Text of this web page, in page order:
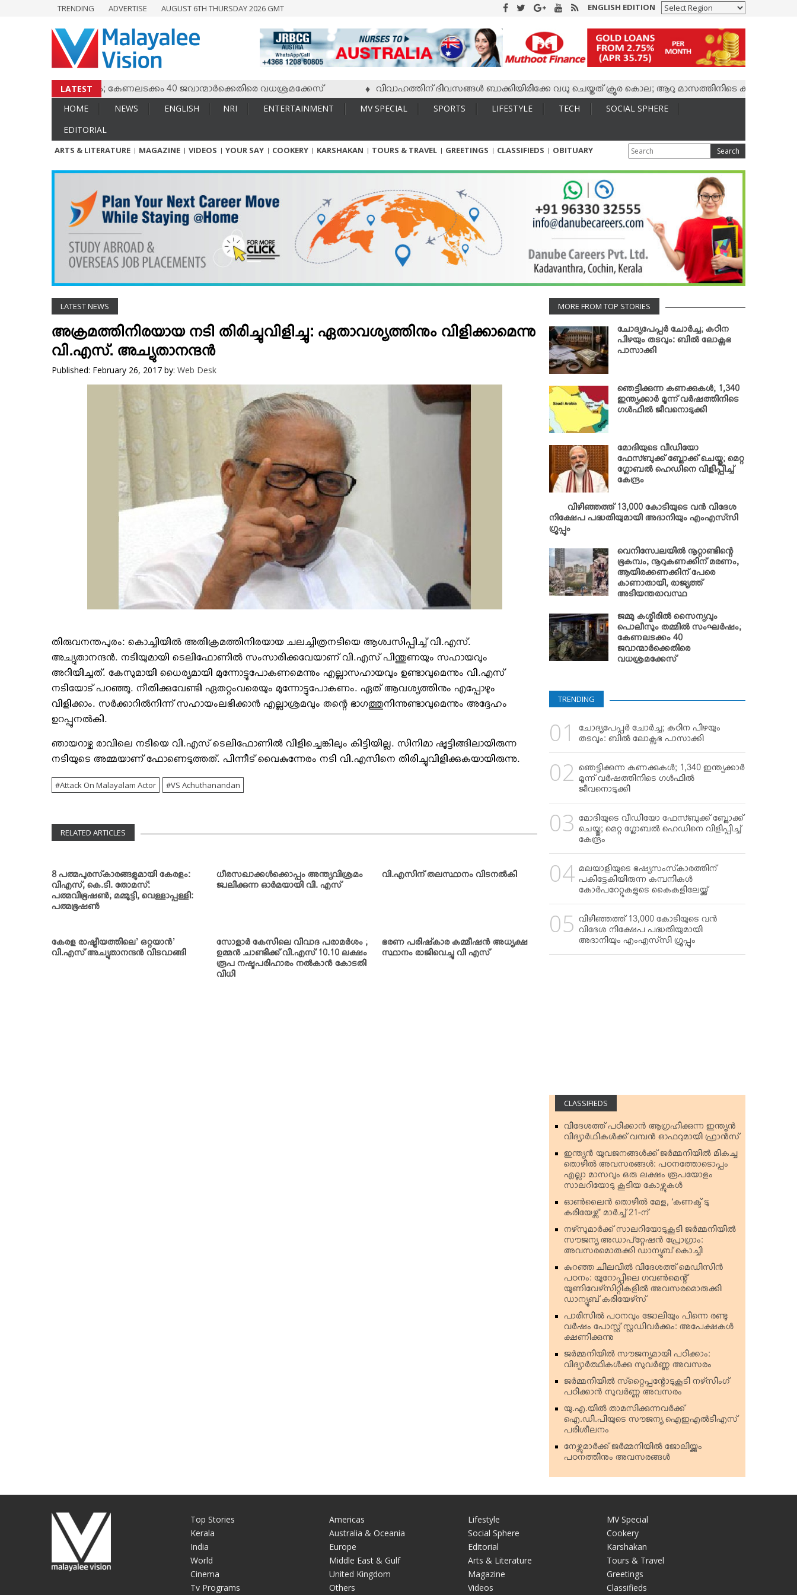
ENTERTAINMENT
TECH & AUTO
ARTS & LITERATURE
TOURS & TRAVEL
TRENDING ADVERTISE AUGUST 6TH THURSDAY 2026 GMT ENGLISH EDITION
LATEST
സംഘര്‍ഷം; കേണലടക്കം 40 ജവാന്മാര്‍ക്കെതിരെ വധശ്രമക്കേസ് വിവാഹത്തിന് ദിവസങ്ങള്‍ ബാക്കിയിരിക്കേ വധു ചെയ്തത് ക്രൂര കൊല; ആറു മാസത്തിനിടെ കാമുകനുമായി
HOME NEWS ENGLISH NRI ENTERTAINMENT MV SPECIAL SPORTS LIFESTYLE TECH
SOCIAL SPHERE
EDITORIAL
ARTS & LITERATURE MAGAZINE VIDEOS YOUR SAY COOKERY KARSHAKAN TOURS & TRAVEL GREETINGS CLASSIFIEDS OBITUARY Search
LATEST NEWS
അക്രമത്തിനിരയായ നടി തിരിച്ചുവിളിച്ചു: ഏതാവശ്യത്തിനും വിളിക്കാമെന്നു
വി.എസ്. അച്യുതാനന്ദന്‍
Published: February 26, 2017 by: Web Desk
തിരുവനന്തപുരം: കൊച്ചിയില്‍ അതിക്രമത്തിനിരയായ ചലച്ചിത്രനടിയെ ആശ്വസിപ്പിച്ച് വി.എസ്.
അച്യുതാനന്ദന്‍. നടിയുമായി ടെലിഫോണില്‍ സംസാരിക്കവേയാണ് വി.എസ് പിന്തുണയും സഹായവും
അറിയിച്ചത്. കേസുമായി ധൈര്യമായി മുന്നോട്ടുപോകണമെന്നും എല്ലാസഹായവും ഉണ്ടാവുമെന്നും വി.എസ്
നടിയോട് പറഞ്ഞു. നീതിക്കുവേണ്ടി ഏതറ്റംവരെയും മുന്നോട്ടുപോകണം. ഏത് ആവശ്യത്തിനും എപ്പോഴും
വിളിക്കാം. സര്‍ക്കാറില്‍നിന്ന് സഹായംലഭിക്കാന്‍ എല്ലാശ്രമവും തന്റെ ഭാഗത്തുനിന്നുണ്ടാവുമെന്നും അദ്ദേഹം
ഉറപ്പുനല്‍കി.
ഞായറാഴ്ച രാവിലെ നടിയെ വി.എസ് ടെലിഫോണില്‍ വിളിച്ചെങ്കിലും കിട്ടിയില്ല. സിനിമാ ഷൂട്ടിങ്ങിലായിരുന്ന
നടിയുടെ അമ്മയാണ് ഫോണെടുത്തത്. പിന്നീട് വൈകുന്നേരം നടി വി.എസിനെ തിരിച്ചുവിളിക്കുകയായിരുന്നു.
Attack On Malayalam Actor VS Achuthanandan
RELATED ARTICLES
8 പത്മപുരസ്‌കാരങ്ങളുമായി കേരളം:
വിഎസ്, കെ.ടി. തോമസ്:
പത്മവിഭൂഷണ്‍; മമ്മൂട്ടി, വെള്ളാപ്പള്ളി:
പത്മഭൂഷണ്‍
ധീരസഖാക്കള്‍ക്കൊപ്പം അന്ത്യവിശ്രമം
ജ്വലിക്കുന്ന ഓര്‍മയായി വി. എസ്
വി.എസിന് തലസ്ഥാനം വിടനല്‍കി
കേരള രാഷ്ട്രീയത്തിലെ’ ഒറ്റയാന്‍’
വി.എസ് അച്യുതാനന്ദന്‍ വിടവാങ്ങി
സോളാര്‍ കേസിലെ വിവാദ പരാമര്‍ശം ;
ഉമ്മന്‍ ചാണ്ടിക്ക് വി.എസ് 10.10 ലക്ഷം
രൂപ നഷ്ടപരിഹാരം നല്‍കാന്‍ കോടതി
വിധി
ഭരണ പരിഷ്‌കാര കമ്മീഷന്‍ അധ്യക്ഷ
സ്ഥാനം രാജിവെച്ചു വി എസ്
MORE FROM TOP STORIES
ചോദ്യപേപ്പര്‍ ചോര്‍ച്ച; കഠിന
പിഴയും തടവും: ബില്‍ ലോക്സഭ
പാസാക്കി
ഞെട്ടിക്കുന്ന കണക്കുകള്‍; 1,340
ഇന്ത്യക്കാര്‍ മൂന്ന് വര്‍ഷത്തിനിടെ
ഗള്‍ഫില്‍ ജീവനൊടുക്കി
മോദിയുടെ വീഡിയോ
ഫേസ്ബുക്ക് ബ്ലോക്ക് ചെയ്തു; മെറ്റ
ഗ്ലോബല്‍ ഹെഡിനെ വിളിപ്പിച്ച്
കേന്ദ്രം
വിഴിഞ്ഞത്ത് 13,000 കോടിയുടെ വന്‍ വിദേശ
നിക്ഷേപ പദ്ധതിയുമായി അദാനിയും എംഎസ്‌സി
ഗ്രൂപ്പും
വെനിസ്വേലയില്‍ നൂറ്റാണ്ടിന്റെ
ഭൂകമ്പം; നൂറുകണക്കിന് മരണം,
ആയിരക്കണക്കിന് പേരെ
കാണാതായി, രാജ്യത്ത്
അടിയന്തരാവസ്ഥ
ജമ്മു കശ്മീരില്‍ സൈന്യവും
പൊലീസും തമ്മില്‍ സംഘര്‍ഷം;
കേണലടക്കം 40
ജവാന്മാര്‍ക്കെതിരെ
വധശ്രമക്കേസ്
TRENDING
ചോദ്യപേപ്പര്‍ ചോര്‍ച്ച; കഠിന പിഴയും
തടവും: ബില്‍ ലോക്സഭ പാസാക്കി
ഞെട്ടിക്കുന്ന കണക്കുകള്‍; 1,340 ഇന്ത്യക്കാര്‍
മൂന്ന് വര്‍ഷത്തിനിടെ ഗള്‍ഫില്‍
ജീവനൊടുക്കി
മോദിയുടെ വീഡിയോ ഫേസ്ബുക്ക് ബ്ലോക്ക്
ചെയ്തു; മെറ്റ ഗ്ലോബല്‍ ഹെഡിനെ വിളിപ്പിച്ച്
കേന്ദ്രം
മലയാളിയുടെ ഭഷ്യസംസ്‌കാരത്തിന്
പകിട്ടേകിയിരുന്ന കമ്പനികള്‍
കോര്‍പറേറ്റുകളുടെ കൈകളിലേയ്ക്ക്
വിഴിഞ്ഞത്ത് 13,000 കോടിയുടെ വന്‍
വിദേശ നിക്ഷേപ പദ്ധതിയുമായി
അദാനിയും എംഎസ്‌സി ഗ്രൂപ്പും
CLASSIFIEDS
വിദേശത്ത് പഠിക്കാന്‍ ആഗ്രഹിക്കുന്ന ഇന്ത്യന്‍
വിദ്യാര്‍ഥികള്‍ക്ക് വമ്പന്‍ ഓഫറുമായി ഫ്രാന്‍സ്
ഇന്ത്യന്‍ യുവജനങ്ങള്‍ക്ക് ജര്‍മ്മനിയില്‍ മികച്ച
തൊഴില്‍ അവസരങ്ങള്‍: പഠനത്തോടൊപ്പം
എല്ലാ മാസവും ഒരു ലക്ഷം രൂപയോളം
സാലറിയോടു കൂടിയ കോഴ്സുകള്‍
ഓണ്‍ലൈന്‍ തൊഴില്‍ മേള, ‘കണക്ട് ടു
കരിയേഴ്സ്’ മാര്‍ച്ച് 21-ന്
നഴ്‌സുമാര്‍ക്ക് സാലറിയോടുകൂടി ജര്‍മ്മനിയില്‍
സൗജന്യ അഡാപ്റ്റേഷന്‍ പ്രോഗ്രാം:
അവസരമൊരുക്കി ഡാന്യൂബ് കൊച്ചി
കുറഞ്ഞ ചിലവില്‍ വിദേശത്ത് മെഡിസിന്‍
പഠനം: യൂറോപ്പിലെ ഗവണ്‍മെന്റ്
യൂണിവേഴ്‌സിറ്റികളില്‍ അവസരമൊരുക്കി
ഡാന്യൂബ് കരിയേഴ്‌സ്
പാരിസില്‍ പഠനവും ജോലിയും പിന്നെ രണ്ടു
വര്‍ഷം പോസ്റ്റ് സ്റ്റഡിവര്‍ക്കും: അപേക്ഷകള്‍
ക്ഷണിക്കുന്നു
ജര്‍മ്മനിയില്‍ സൗജന്യമായി പഠിക്കാം:
വിദ്യാര്‍ത്ഥികള്‍ക്കു സുവര്‍ണ്ണ അവസരം
ജര്‍മ്മനിയില്‍ സ്‌റ്റൈപ്പന്റോടുകൂടി നഴ്‌സിംഗ്
പഠിക്കാന്‍ സുവര്‍ണ്ണ അവസരം
യു.എ.യില്‍ താമസിക്കുന്നവര്‍ക്ക്
ഐ.ഡി.പിയുടെ സൗജന്യ ഐഇഎല്‍ടിഎസ്
പരിശീലനം
നേഴ്സുമാര്‍ക്ക് ജര്‍മ്മനിയില്‍ ജോലിയ്ക്കും
പഠനത്തിനും അവസരങ്ങള്‍
Top Stories
Kerala
India
World
Cinema
Tv Programs
Americas
Australia & Oceania
Europe
Middle East & Gulf
United Kingdom
Others
Lifestyle
Social Sphere
Editorial
Arts & Literature
Magazine
Videos
MV Special
Cookery
Karshakan
Tours & Travel
Greetings
Classifieds